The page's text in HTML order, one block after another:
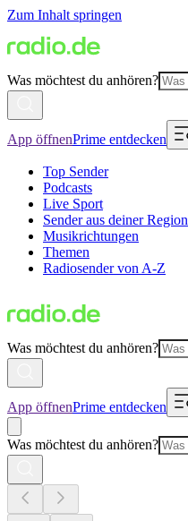
Zum Inhalt springen
Was möchtest du anhören?
App öffnenPrime entdecken
Top Sender
Podcasts
Live Sport
Sender aus deiner Region
Musikrichtungen
Themen
Radiosender von A-Z
Was möchtest du anhören?
App öffnenPrime entdecken
Was möchtest du anhören?